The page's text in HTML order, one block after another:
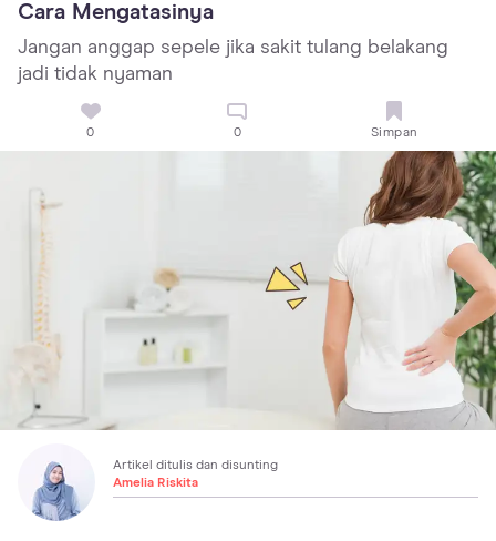
Cara Mengatasinya
Jangan anggap sepele jika sakit tulang belakang
jadi tidak nyaman
0 0 Simpan
Artikel ditulis dan disunting
Amelia Riskita